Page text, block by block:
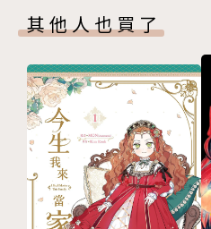
其他人也買了